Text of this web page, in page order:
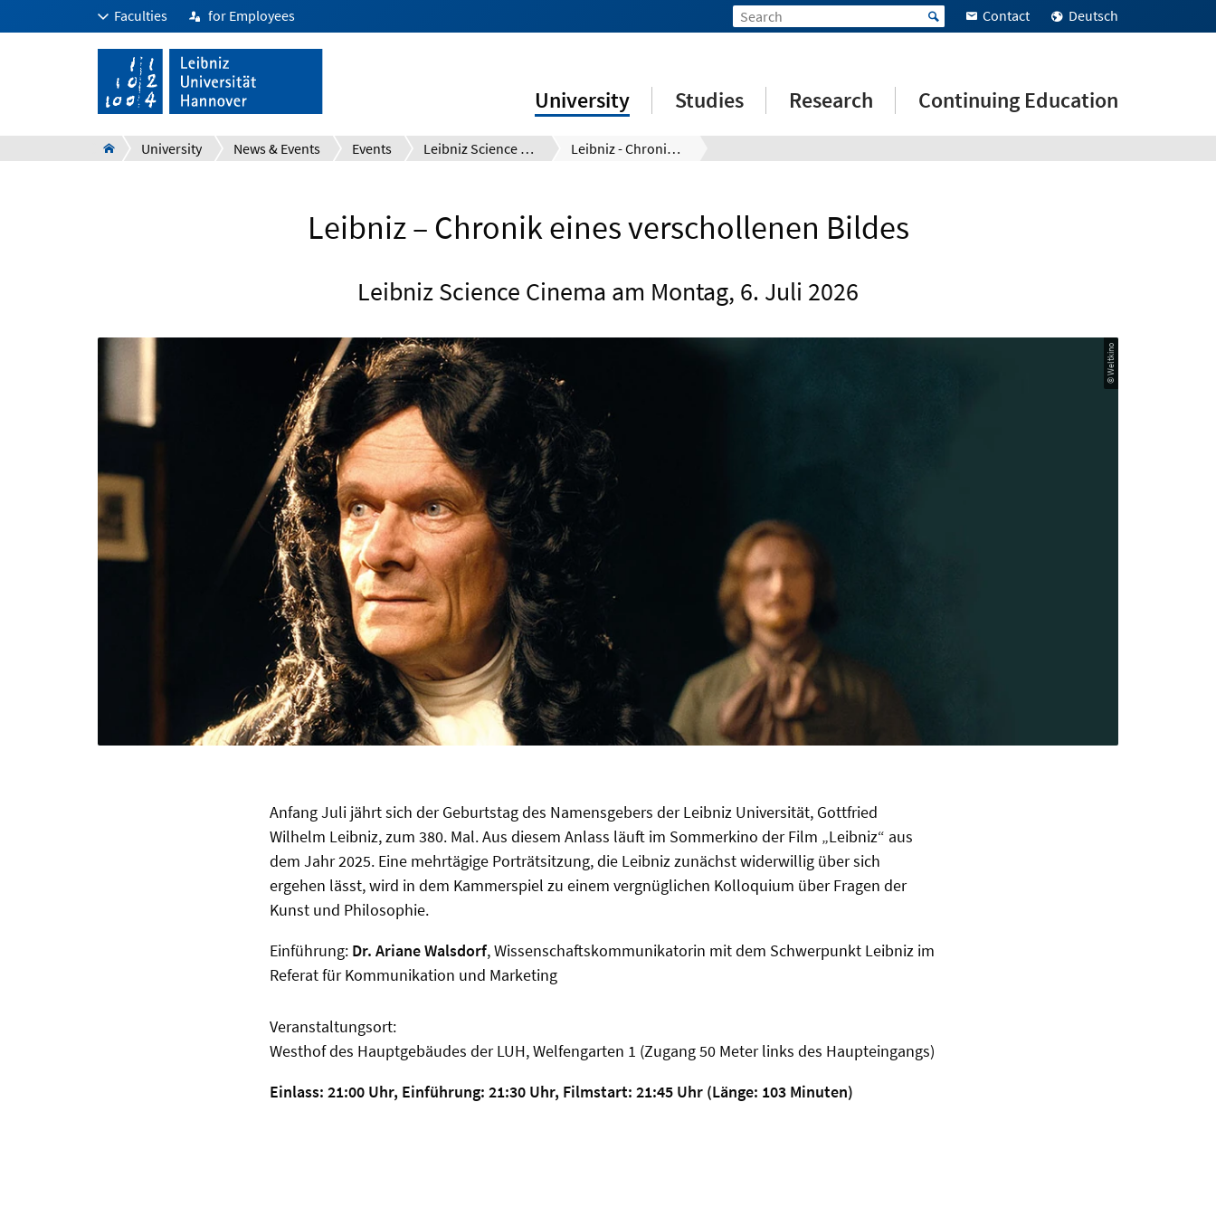
Faculties for Employees Contact Deutsch
University Studies Research Continuing Education
University News & Events Events Leibniz Science Cinema Leibniz - Chronik eines verschollenen Bildes (06.07.2026)
Leibniz – Chronik eines verschollenen Bildes
Leibniz Science Cinema am Montag, 6. Juli 2026
© Weltkino
Anfang Juli jährt sich der Geburtstag des Namensgebers der Leibniz Universität, Gottfried
Wilhelm Leibniz, zum 380. Mal. Aus diesem Anlass läuft im Sommerkino der Film „Leibniz“ aus
dem Jahr 2025. Eine mehrtägige Porträtsitzung, die Leibniz zunächst widerwillig über sich
ergehen lässt, wird in dem Kammerspiel zu einem vergnüglichen Kolloquium über Fragen der
Kunst und Philosophie.
Einführung: Dr. Ariane Walsdorf, Wissenschaftskommunikatorin mit dem Schwerpunkt Leibniz im
Referat für Kommunikation und Marketing
Veranstaltungsort:
Westhof des Hauptgebäudes der LUH, Welfengarten 1 (Zugang 50 Meter links des Haupteingangs)
Einlass: 21:00 Uhr, Einführung: 21:30 Uhr, Filmstart: 21:45 Uhr (Länge: 103 Minuten)